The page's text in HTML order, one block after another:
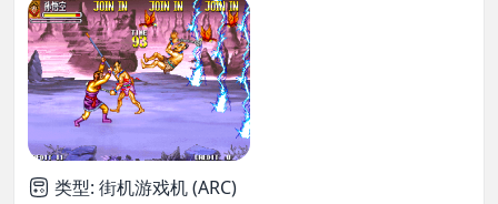
类型: 街机游戏机 (ARC)